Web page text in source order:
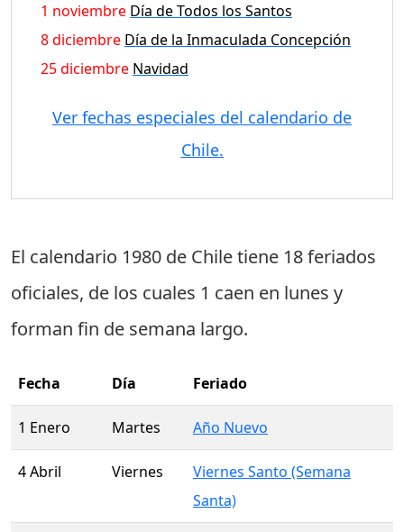
1 noviembre Día de Todos los Santos
8 diciembre Día de la Inmaculada Concepción
25 diciembre Navidad
Ver fechas especiales del calendario de
Chile.
El calendario 1980 de Chile tiene 18 feriados
oficiales, de los cuales 1 caen en lunes y
forman fin de semana largo.
Fecha Día Feriado
1 Enero Martes Año Nuevo
4 Abril Viernes
Viernes Santo (Semana
Santa)